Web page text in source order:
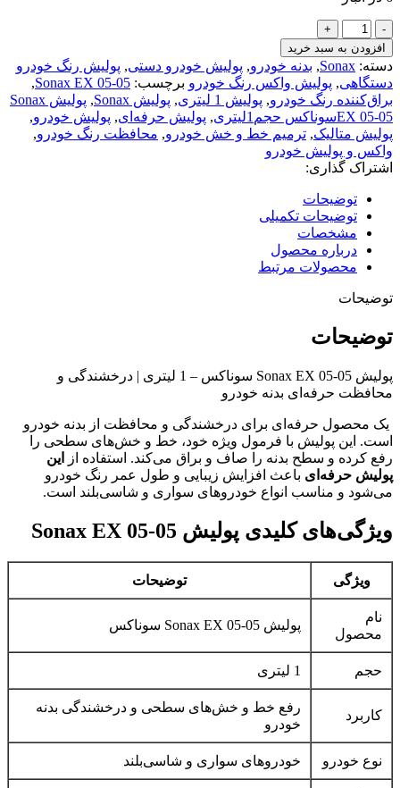
افزودن به سبد خرید
دسته: Sonax
, بدنه خودرو, پولیش خودرو دستی, پولیش رنگ خودرو
دستگاهی, پولیش واکس رنگ خودرو برچسب: Sonax EX 05-05
,
براق‌کننده رنگ خودرو, پولیش 1 لیتری , پولیش Sonax ,
پولیش Sonax
EX 05-05سوناکس حجم1لیتری
, پولیش حرفه‌ای, پولیش خودرو,
پولیش متالیک, ترمیم خط و خش خودرو, محافظت رنگ خودرو,
واکس و پولیش خودرو
اشتراک گذاری:
توضیحات
توضیحات تکمیلی
مشخصات
درباره محصول
محصولات مرتبط
توضیحات
توضیحات
پولیش Sonax EX 05-05 سوناکس – 1 لیتری | درخشندگی و
محافظت حرفه‌ای بدنه خودرو
یک محصول حرفه‌ای برای درخشندگی و محافظت از بدنه خودرو
است. این پولیش با فرمول ویژه خود، خط و خش‌های سطحی را
رفع کرده و سطح بدنه را صاف و براق می‌کند. استفاده از
این
پولیش حرفه‌ای باعث افزایش زیبایی و طول عمر رنگ خودرو
می‌شود و مناسب انواع خودروهای سواری و شاسی‌بلند است.
ویژگی‌های کلیدی پولیش Sonax EX 05-05
ویژگی توضیحات
نام
محصول
پولیش Sonax EX 05-05 سوناکس
حجم 1 لیتری
کاربرد
رفع خط و خش‌های سطحی و درخشندگی بدنه
خودرو
نوع خودرو خودروهای سواری و شاسی‌بلند